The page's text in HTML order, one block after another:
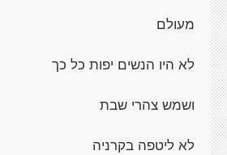
מעולם
לא היו הנשים יפות כל כך
ושמש צהרי שבת
לא ליטפה בקרניה